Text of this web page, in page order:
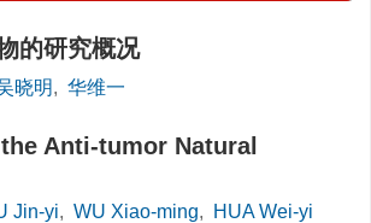
的研究概况
晓明, 华维一
Anti-tumor Natural
Jin-yi, WU Xiao-ming, HUA Wei-yi